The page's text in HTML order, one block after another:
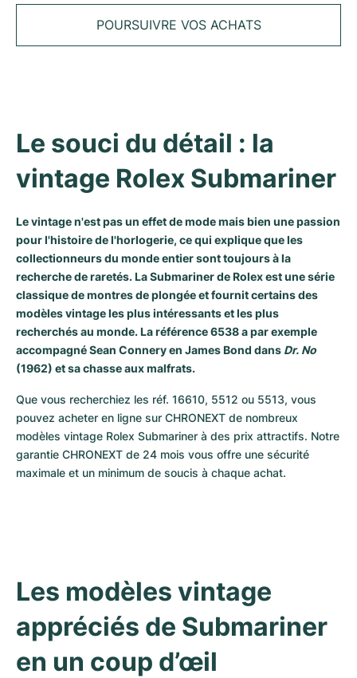
Cellini
Cosmograph Daytona
Datejust II
Day-Date
Explorer
Explorer II
GMT-Master
Lady-Datejust
Oyster Perpetual
Yacht-Master
Submariner
Seamaster
Planet Ocean
Constellation
Speedmaster
Montres d'occasion
Montres pour femmes
Nautilus
Grand Complications
Calatrava
Twenty 4
Gondolo
Golden Ellipse
Montres d'occasion
Modèles les plus vendus
Jules Audemars
Tous les modèles Cartier
Ballon Bleu
Tank
Panthère
Rotonde
Crash
Ballon Blanc
Roadster
Navitimer
Superocean
Chronomat
Premier
Avenger
Bentley
Transocean
Galactic
Montbrillant
Modèles les plus vendus
Black Bay
Pelagos
Montres d'occasion
Montres Femme
Tous les modèles TAG Heuer
Modèles les plus vendus
Aquaracer
Carrera
Monaco
Grand Carrera
Montres d'occasion
Tous les modèles IWC
Big Pilot
Pilot's Watch
Portugieser
Da Vinci
Vintage
Montres d'occasion
Modèles les plus vendus
Big Bang
Classic Fusion
King Power
Montres d'occasion
Toutes les marques de montres de luxe
Montres vintage
Montres d'occasion
Montres homme
Montres femme
Tous les braceletsPOURSUIVRE VOS ACHATS
Le souci du détail : la
vintage Rolex Submariner
Le vintage n'est pas un effet de mode mais bien une passion
pour l'histoire de l'horlogerie, ce qui explique que les
collectionneurs du monde entier sont toujours à la
recherche de raretés. LaSubmarinerdeRolexest une série
classique de montres de plongée et fournit certains des
modèles vintage les plus intéressants et les plus
recherchés au monde. La référence 6538 a par exemple
accompagné Sean Connery en James Bond dans Dr. No
(1962) et sa chasse aux malfrats.
Que vous recherchiez les réf. 16610, 5512 ou 5513, vous
pouvez acheter en ligne sur CHRONEXT de nombreux
modèles vintage Rolex Submariner à des prix attractifs. Notre
garantie CHRONEXT de 24 mois vous offre une sécurité
maximale et un minimum de soucis à chaque achat.
Les modèles vintage
appréciés de Submariner
en un coup d’œil